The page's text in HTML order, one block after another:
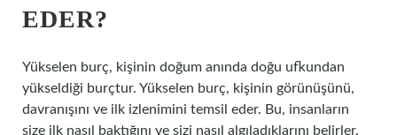
EDER?
Yükselen burç, kişinin doğum anında doğu ufkundan
yükseldiği burçtur. Yükselen burç, kişinin görünüşünü,
davranışını ve ilk izlenimini temsil eder. Bu, insanların
size ilk nasıl baktığını ve sizi nasıl algıladıklarını belirler.